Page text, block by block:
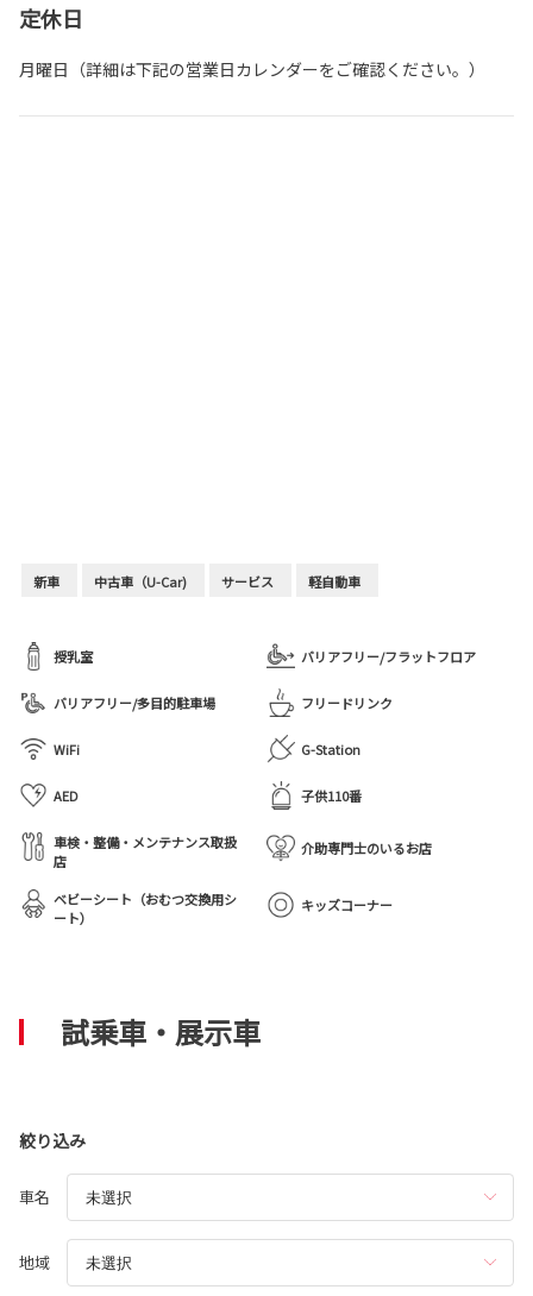
定休日
月曜日（詳細は下記の営業日カレンダーをご確認ください。）
新車 中古車（U-Car) サービス 軽自動車
授乳室 バリアフリー/フラットフロア
バリアフリー/多目的駐車場 フリードリンク
WiFi G-Station
AED 子供110番
車検・整備・メンテナンス取扱
店
介助専門士のいるお店
ベビーシート（おむつ交換用シ
ート）
キッズコーナー
試乗車・展示車
絞り込み
車名
地域